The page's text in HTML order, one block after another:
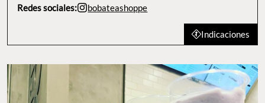
Redes sociales:
bobateashoppe
Indicaciones